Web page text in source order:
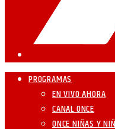
PROGRAMAS
EN VIVO AHORA
CANAL ONCE
ONCE NIÑAS Y